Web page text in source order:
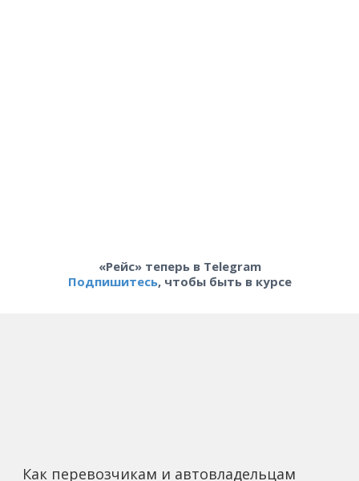
«Рейс» теперь в Telegram
Подпишитесь, чтобы быть в курсе
Как перевозчикам и автовладельцам